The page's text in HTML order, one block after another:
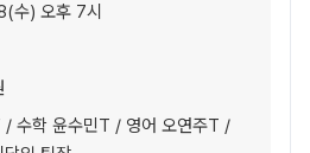
수) 오후 7시
/ 수학 윤수민T / 영어 오연주T /